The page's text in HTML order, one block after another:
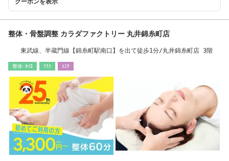
クーポンを表示
整体・骨盤調整 カラダファクトリー 丸井錦糸町店
東武線、半蔵門線【錦糸町駅南口】を出て徒歩1分/丸井錦糸町店 3階
整体･ｶｲﾛ ﾘﾗｸ ｴｽﾃ